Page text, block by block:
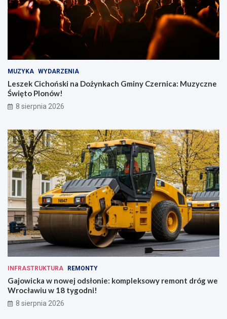
MUZYKA WYDARZENIA
Leszek Cichoński na Dożynkach Gminy Czernica: Muzyczne
Święto Plonów!
8 sierpnia 2026
INFRASTRUKTURA REMONTY
Gajowicka w nowej odsłonie: kompleksowy remont dróg we
Wrocławiu w 18 tygodni!
8 sierpnia 2026